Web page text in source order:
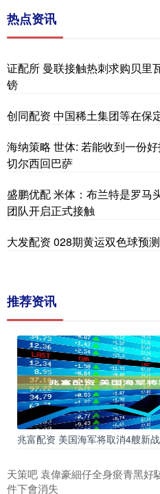
热点资讯
证配所 曼联接触热刺求购贝里
镑
创同配资 中国稀土集团等在保
海纳策略 世体: 若能收到一份
切尔西回巴萨
盛鹏优配 米体：布兰特是罗马
团队开启正式接触
大发配资 028期黄运双色球预
推荐资讯
兆富配资 美国海军将取消4艘新
天策吧 袁偉豪細仔全身瘀青黑好
件下會消失